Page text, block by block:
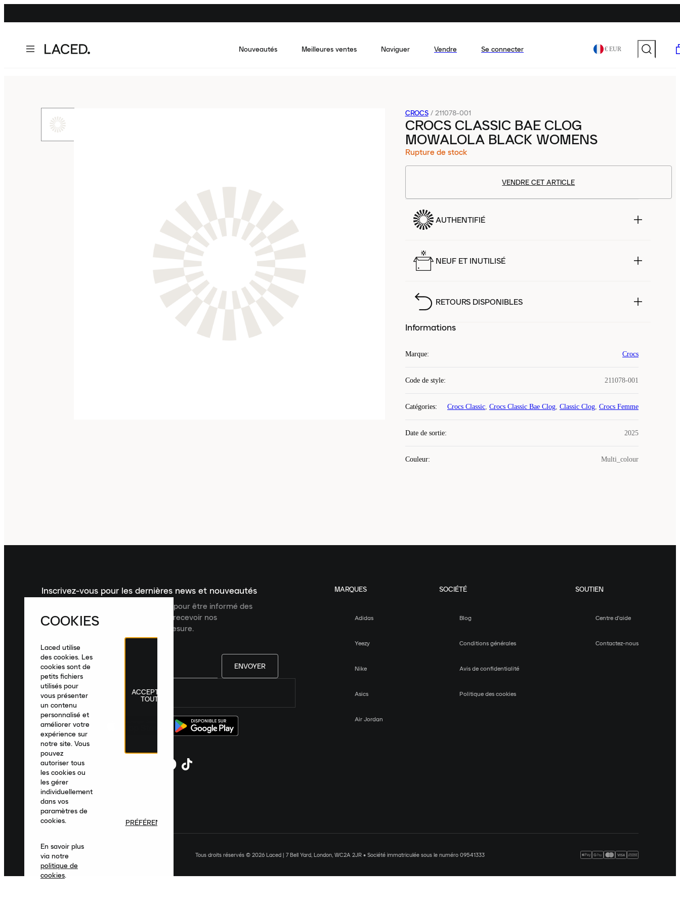
Nouveautés Meilleures ventes Naviguer Vendre Se connecter € EUR
CROCS / 211078-001
CROCS CLASSIC BAE CLOG
MOWALOLA BLACK WOMENS
Rupture de stock
VENDRE CET ARTICLE
AUTHENTIFIÉ
NEUF ET INUTILISÉ
RETOURS DISPONIBLES
Informations
Marque: Crocs
Code de style: 211078-001
Catégories: Crocs Classic, Crocs Classic Bae Clog, Classic Clog, Crocs Femme
Date de sortie: 2025
Couleur: Multi_colour
Inscrivez-vous pour les dernières news et nouveautés
Inscrivez-vous à la newsletter Laced pour être informé des
dernières nouveautés, collections et recevoir nos
recommandations de produits sur mesure.
ENVOYER
France|Français
MARQUES
Adidas
Yeezy
Nike
Asics
Air Jordan
SOCIÉTÉ
Blog
Conditions générales
Avis de confidentialité
Politique des cookies
SOUTIEN
Centre d'aide
Contactez-nous
Tous droits réservés © 2026 Laced | 7 Bell Yard, London, WC2A 2JR • Société immatriculée sous le numéro 09541333
COOKIES
Laced utilise
des cookies. Les
cookies sont de
petits fichiers
utilisés pour
vous présenter
un contenu
personnalisé et
améliorer votre
expérience sur
notre site. Vous
pouvez
autoriser tous
les cookies ou
les gérer
individuellement
dans vos
paramètres de
cookies.
En savoir plus
via notre
politique de
cookies.
ACCEPTER
TOUT
PRÉFÉRENCES